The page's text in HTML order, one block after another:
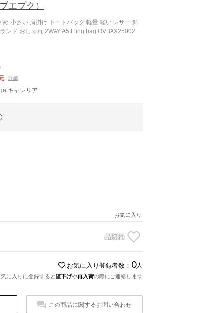
エプク）
小さい 肩掛け トートバッグ 軽量 軽い レザー 斜
ンド おしゃれ 2WAY A5 Fling bag OVBAX25002
詳細
ギャレリア
お気に入り
品切れ
お気に入り登録者数： 0人
気に入りに登録すると値下げや再入荷の際にご連絡します
この商品に関するお問い合わせ